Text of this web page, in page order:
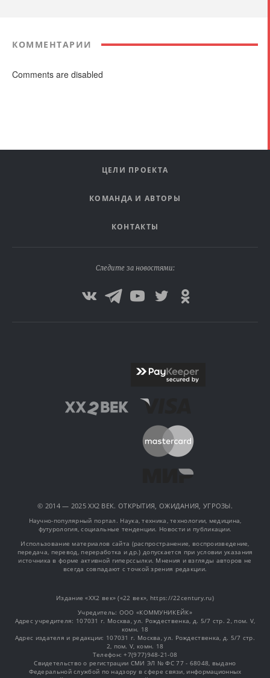
КОММЕНТАРИИ
Comments are disabled
ЦЕЛИ ПРОЕКТА
КОМАНДА И АВТОРЫ
КОНТАКТЫ
Следите за новостями:
© 2014 — 2025 XX2 ВЕК. ОТКРЫТИЯ, ОЖИДАНИЯ, УГРОЗЫ.
Научно-популярный портал. Наука, техника, технологии, медицина,
футурология, социальные тенденции. Новости и публикации.
Использование материалов сайта (распространение, воспроизведение,
передача, перевод, переработка и др.) допускается при условии указания
источника в форме активной гиперссылки. Мнения и взгляды авторов не
всегда совпадают с точкой зрения редакции.
Издание «XX2 век» («22 век», https://22century.ru)
Учредитель: OOO «КОММУНИКЕЙК»
Адрес учредителя: 107031 г. Москва, ул. Рождественка, д. 5/7 стр. 2, пом. V,
комн. 18
Адрес издателя и редакции: 107031 г. Москва, ул. Рождественка, д. 5/7 стр.
2, пом. V, комн. 18
Телефон: +7(977)948-21-08
Свидетельство о регистрации СМИ ЭЛ № ФС 77 - 68048, выдано
Федеральной службой по надзору в сфере связи, информационных